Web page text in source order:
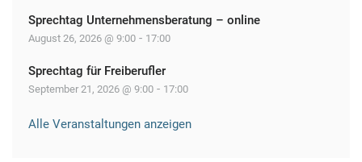
Sprechtag Unternehmensberatung – online
August 26, 2026 @ 9:00 - 17:00
Sprechtag für Freiberufler
September 21, 2026 @ 9:00 - 17:00
Alle Veranstaltungen anzeigen